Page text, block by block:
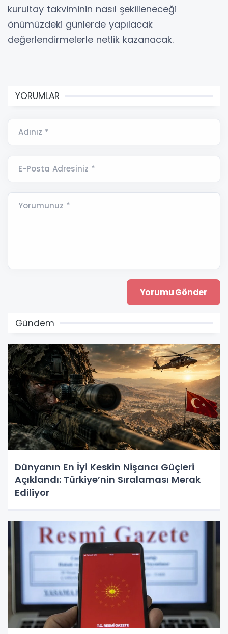
kurultay takviminin nasıl şekilleneceği
önümüzdeki günlerde yapılacak
değerlendirmelerle netlik kazanacak.
YORUMLAR
Adınız *
E-Posta Adresiniz *
Yorumunuz *
Gündem
Dünyanın En İyi Keskin Nişancı Güçleri
Açıklandı: Türkiye’nin Sıralaması Merak
Ediliyor